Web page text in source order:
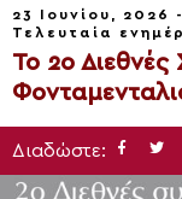
23 Ιουνίου, 2026
Τελευταία
Το 2ο Διεθνές
Διαδώστε: